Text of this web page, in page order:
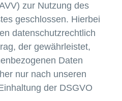
zur Nutzung des
geschlossen. Hierbei
datenschutzrechtlich
der gewährleistet,
Daten
nur nach unseren
der DSGVO